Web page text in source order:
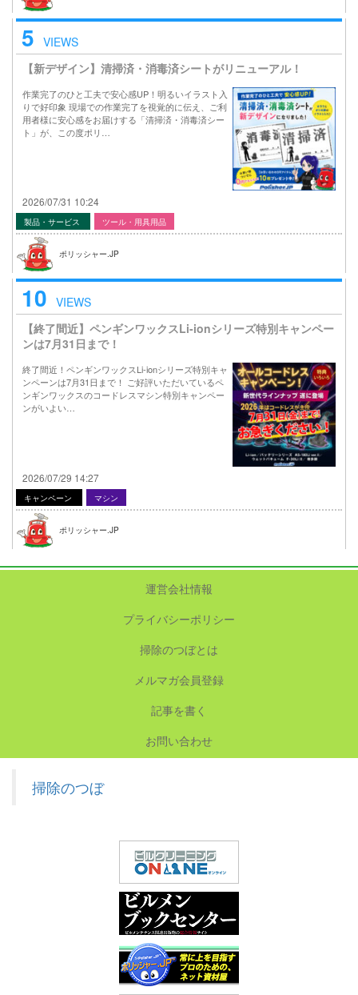
5 VIEWS
【新デザイン】清掃済・消毒済シートがリニューアル！
作業完了のひと工夫で安心感UP！明るいイラスト入
りで好印象 現場での作業完了を視覚的に伝え、ご利
用者様に安心感をお届けする「清掃済・消毒済シー
ト」が、この度ポリ…
2026/07/31 10:24
製品・サービス ツール・用具用品
ポリッシャー.JP
10 VIEWS
【終了間近】ペンギンワックスLi-ionシリーズ特別キャンペー
ンは7月31日まで！
終了間近！ペンギンワックスLi-ionシリーズ特別キャ
ンペーンは7月31日まで！ ご好評いただいているペ
ンギンワックスのコードレスマシン特別キャンペー
ンがいよい…
2026/07/29 14:27
キャンペーン マシン
ポリッシャー.JP
運営会社情報
プライバシーポリシー
掃除のつぼとは
メルマガ会員登録
記事を書く
お問い合わせ
掃除のつぼ